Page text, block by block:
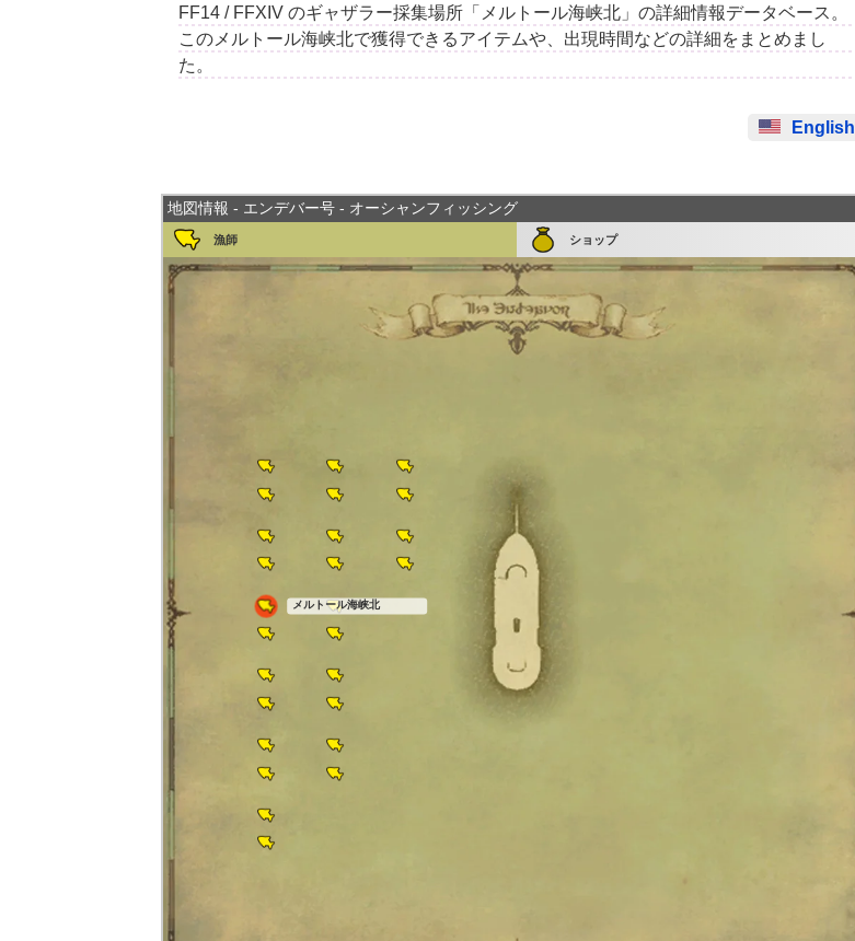
FF14 / FFXIV のギャザラー採集場所「メルトール海峡北」の詳細情報データベース。
このメルトール海峡北で獲得できるアイテムや、出現時間などの詳細をまとめまし
た。
English
地図情報 - エンデバー号 - オーシャンフィッシング
漁師 ショップ
メルトール海峡北